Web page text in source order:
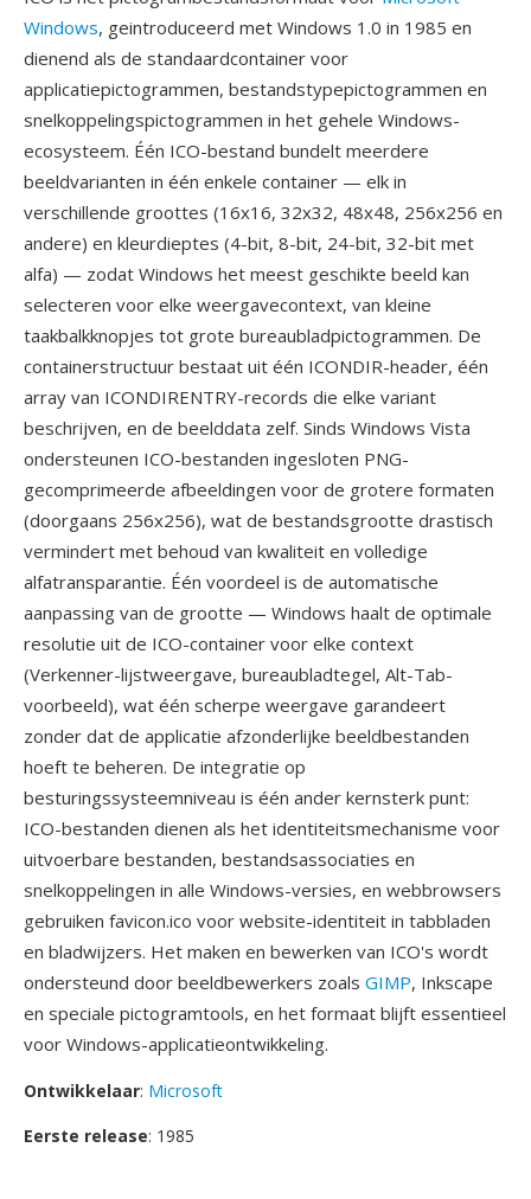
Windows, geintroduceerd met Windows 1.0 in 1985 en
dienend als de standaardcontainer voor
applicatiepictogrammen, bestandstypepictogrammen en
snelkoppelingspictogrammen in het gehele Windows-
ecosysteem. Één ICO-bestand bundelt meerdere
beeldvarianten in één enkele container — elk in
verschillende groottes (16x16, 32x32, 48x48, 256x256 en
andere) en kleurdieptes (4-bit, 8-bit, 24-bit, 32-bit met
alfa) — zodat Windows het meest geschikte beeld kan
selecteren voor elke weergavecontext, van kleine
taakbalkknopjes tot grote bureaubladpictogrammen. De
containerstructuur bestaat uit één ICONDIR-header, één
array van ICONDIRENTRY-records die elke variant
beschrijven, en de beelddata zelf. Sinds Windows Vista
ondersteunen ICO-bestanden ingesloten PNG-
gecomprimeerde afbeeldingen voor de grotere formaten
(doorgaans 256x256), wat de bestandsgrootte drastisch
vermindert met behoud van kwaliteit en volledige
alfatransparantie. Één voordeel is de automatische
aanpassing van de grootte — Windows haalt de optimale
resolutie uit de ICO-container voor elke context
(Verkenner-lijstweergave, bureaubladtegel, Alt-Tab-
voorbeeld), wat één scherpe weergave garandeert
zonder dat de applicatie afzonderlijke beeldbestanden
hoeft te beheren. De integratie op
besturingssysteemniveau is één ander kernsterk punt:
ICO-bestanden dienen als het identiteitsmechanisme voor
uitvoerbare bestanden, bestandsassociaties en
snelkoppelingen in alle Windows-versies, en webbrowsers
gebruiken favicon.ico voor website-identiteit in tabbladen
en bladwijzers. Het maken en bewerken van ICO's wordt
ondersteund door beeldbewerkers zoals GIMP, Inkscape
en speciale pictogramtools, en het formaat blijft essentieel
voor Windows-applicatieontwikkeling.
Ontwikkelaar: Microsoft
Eerste release: 1985